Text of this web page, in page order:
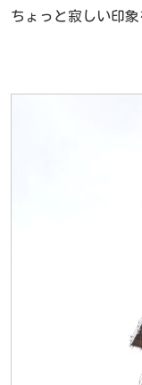
ちょっと寂しい印象